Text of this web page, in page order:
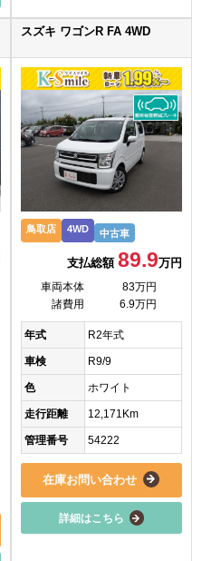
スズキ ワゴンR FA 4WD
鳥取店 4WD 中古車
支払総額89.9万円
車両本体
83万円
諸費用
6.9万円
年式 R2年式
車検 R9/9
色 ホワイト
走行距離 12,171Km
管理番号 54222
在庫お問い合わせ
詳細はこちら